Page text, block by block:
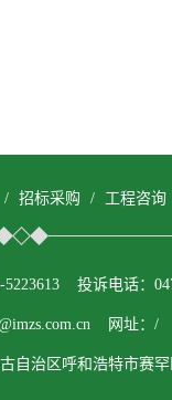
/ 招标采购 / 工程咨询
5223613 投诉电话：
网址：/
自治区呼和浩特市赛